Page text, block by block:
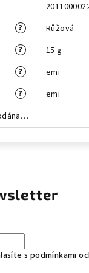
?
Růžová
?
15 g
?
emi
?
emi
s podmínkami